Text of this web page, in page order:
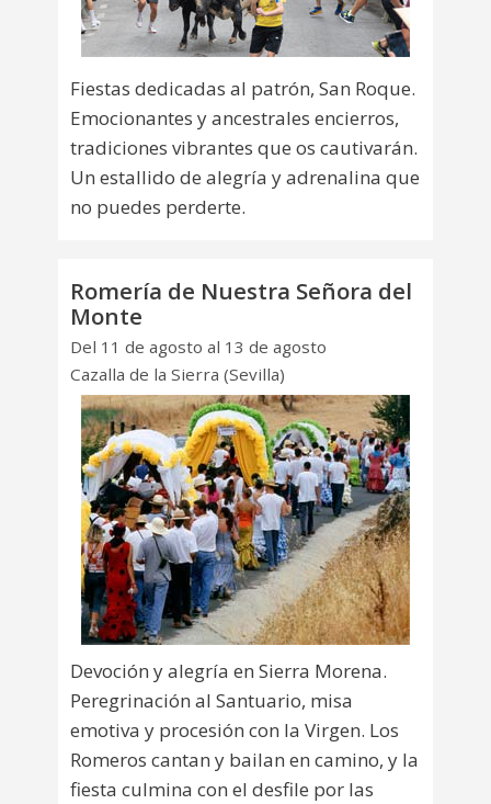
Fiestas dedicadas al patrón, San Roque.
Emocionantes y ancestrales encierros,
tradiciones vibrantes que os cautivarán.
Un estallido de alegría y adrenalina que
no puedes perderte.
Romería de Nuestra Señora del
Monte
Del 11 de agosto al 13 de agosto
Cazalla de la Sierra (Sevilla)
Devoción y alegría en Sierra Morena.
Peregrinación al Santuario, misa
emotiva y procesión con la Virgen. Los
Romeros cantan y bailan en camino, y la
fiesta culmina con el desfile por las